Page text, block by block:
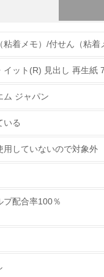
チェック項目
る
し、順守している
粘着メモ）/付せん（粘着
イット(R) 見出し 再生紙
ム ジャパン
いる
用していないので対象外
プ配合率100％